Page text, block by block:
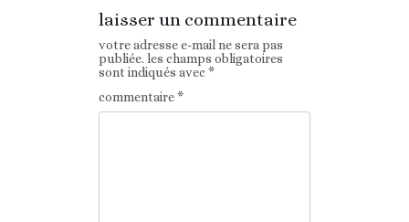
laisser un commentaire
votre adresse e-mail ne sera pas
publiée. les champs obligatoires
sont indiqués avec*
commentaire*